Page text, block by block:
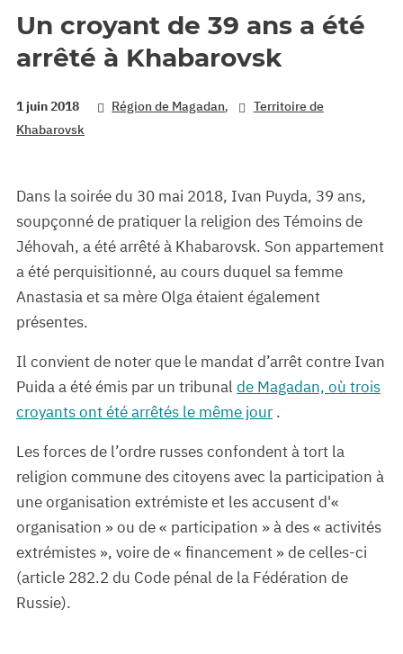
Un croyant de 39 ans a été
arrêté à Khabarovsk
1 juin 2018 Région de Magadan,
Territoire de
Khabarovsk
Dans la soirée du 30 mai 2018, Ivan Puyda, 39 ans,
soupçonné de pratiquer la religion des Témoins de
Jéhovah, a été arrêté à Khabarovsk. Son appartement
a été perquisitionné, au cours duquel sa femme
Anastasia et sa mère Olga étaient également
présentes.
Il convient de noter que le mandat d’arrêt contre Ivan
Puida a été émis par un tribunal de Magadan, où trois
croyants ont été arrêtés le même jour .
Les forces de l’ordre russes confondent à tort la
religion commune des citoyens avec la participation à
une organisation extrémiste et les accusent d'«
organisation » ou de « participation » à des « activités
extrémistes », voire de « financement » de celles-ci
(article 282.2 du Code pénal de la Fédération de
Russie).